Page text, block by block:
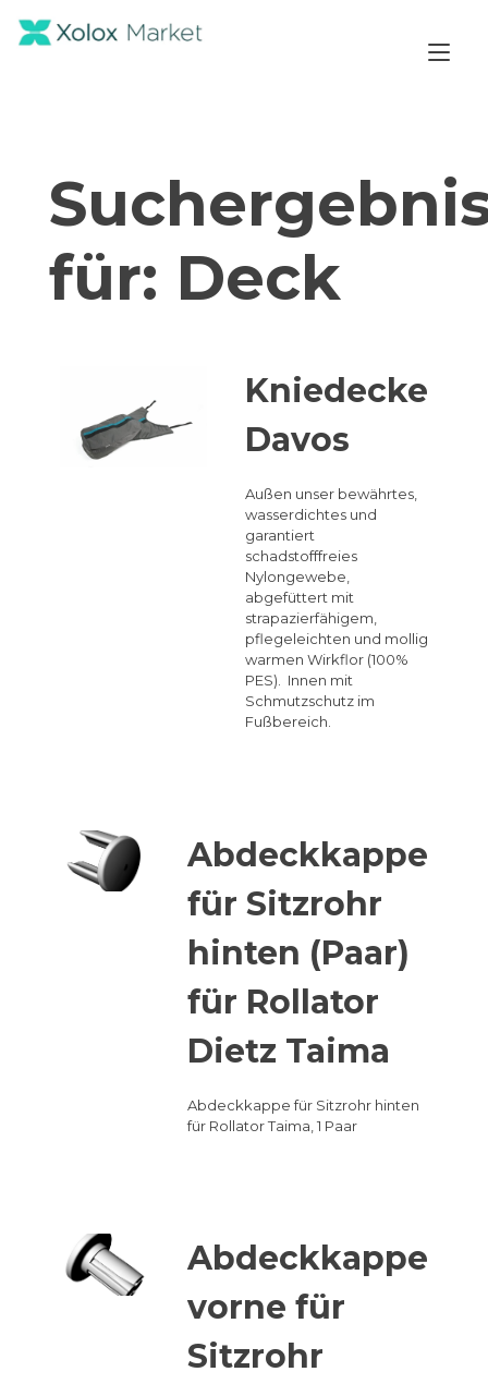
Inhalt
springen
für: Deck
Kniedecke
Davos
Außen unser bewährtes,
wasserdichtes und
garantiert
schadstofffreies
Nylongewebe,
abgefüttert mit
strapazierfähigem,
pflegeleichten und mollig
warmen Wirkflor (100%
PES). Innen mit
Schmutzschutz im
Fußbereich.
Abdeckkappe
für Sitzrohr
hinten (Paar)
für Rollator
Dietz Taima
Abdeckkappe für Sitzrohr hinten
für Rollator Taima, 1 Paar
Abdeckkappe
vorne für
Sitzrohr